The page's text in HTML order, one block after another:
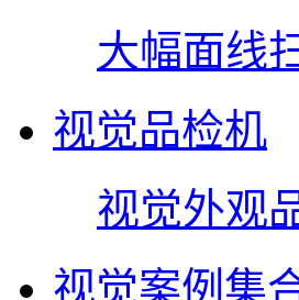
大幅面线
视觉品检机
视觉外观
视觉案例集